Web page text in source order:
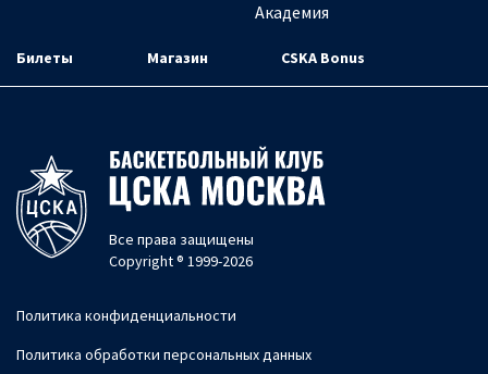
Академия
Билеты Магазин CSKA Bonus
Все права защищены
Copyright ® 1999-2026
Политика конфиденциальности
Политика обработки персональных данных